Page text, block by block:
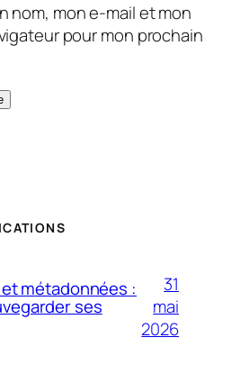
nom, mon e-mail et mon
pour mon prochain
métadonnées :
ses
31
mai
2026